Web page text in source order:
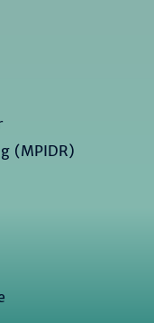
(MPIDR)